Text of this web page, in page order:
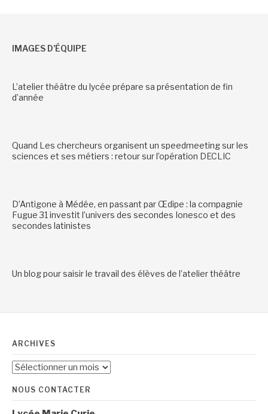
IMAGES D’ÉQUIPE
L’atelier théâtre du lycée prépare sa présentation de fin
d’année
Quand Les chercheurs organisent un speedmeeting sur les
sciences et ses métiers : retour sur l’opération DECLIC
D’Antigone à Médée, en passant par Œdipe : la compagnie
Fugue 31 investit l’univers des secondes Ionesco et des
secondes latinistes
Un blog pour saisir le travail des élèves de l’atelier théâtre
ARCHIVES
Archives
NOUS CONTACTER